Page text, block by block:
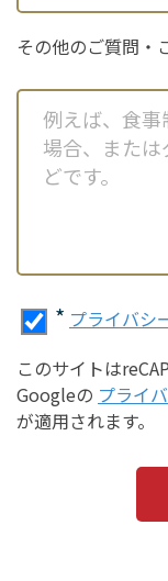
その他のご質問・
* プライバシ
このサイトは
Googleの プライ
が適用されます。